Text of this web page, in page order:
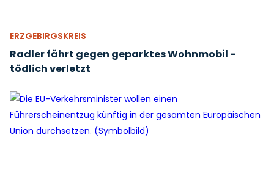
ERZGEBIRGSKREIS
Radler fährt gegen geparktes Wohnmobil -
tödlich verletzt